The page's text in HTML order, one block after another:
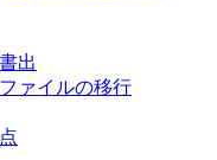
出
ァイルの移行